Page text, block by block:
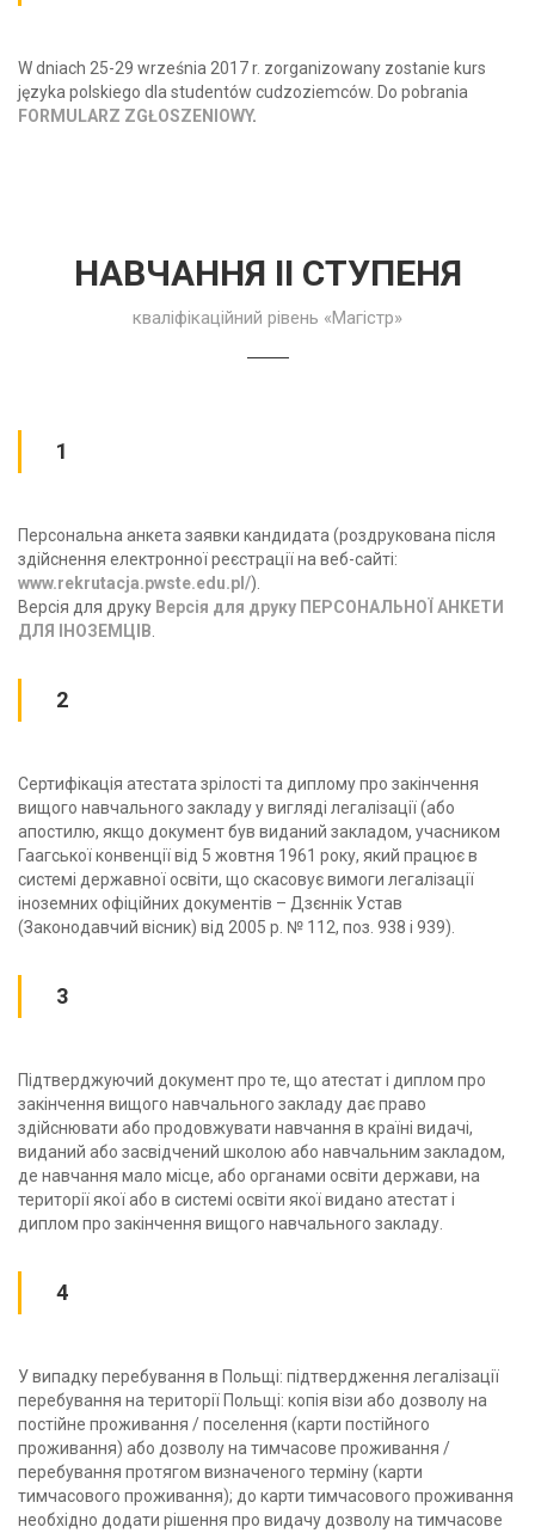
W dniach 25-29 września 2017 r. zorganizowany zostanie kurs
języka polskiego dla studentów cudzoziemców. Do pobrania
FORMULARZ ZGŁOSZENIOWY.
НАВЧАННЯ IІ СТУПЕНЯ
кваліфікаційний рівень «Магістр»
1
Персональна анкета заявки кандидата (роздрукована після
здійснення електронної реєстрації на веб-сайті:
www.rekrutacja.pwste.edu.pl/).
Версія для друку Версія для друку ПЕРСОНАЛЬНОЇ АНКЕТИ
ДЛЯ ІНОЗЕМЦІВ
2
Сертифікація атестата зрілості та диплому про закінчення
вищого навчального закладу у вигляді легалізації (або
апостилю, якщо документ був виданий закладом, учасником
Гаагської конвенції від 5 жовтня 1961 року, який працює в
системі державної освіти, що скасовує вимоги легалізації
іноземних офіційних документів – Дзєннік Устав
(Законодавчий вісник) від 2005 р. № 112, поз. 938 i 939).
3
Підтверджуючий документ про те, що атестат і диплом про
закінчення вищого навчального закладу дає право
здійснювати або продовжувати навчання в країні видачі,
виданий або засвідчений школою або навчальним закладом,
де навчання мало місце, або органами освіти держави, на
території якої або в системі освіти якої видано атестат і
диплом про закінчення вищого навчального закладу.
4
У випадку перебування в Польщі: підтвердження легалізації
перебування на території Польщі: копія візи або дозволу на
постійне проживання / поселення (карти постійного
проживання) або дозволу на тимчасове проживання /
перебування протягом визначеного терміну (карти
тимчасового проживання); до карти тимчасового проживання
необхідно додати рішення про видачу дозволу на тимчасове